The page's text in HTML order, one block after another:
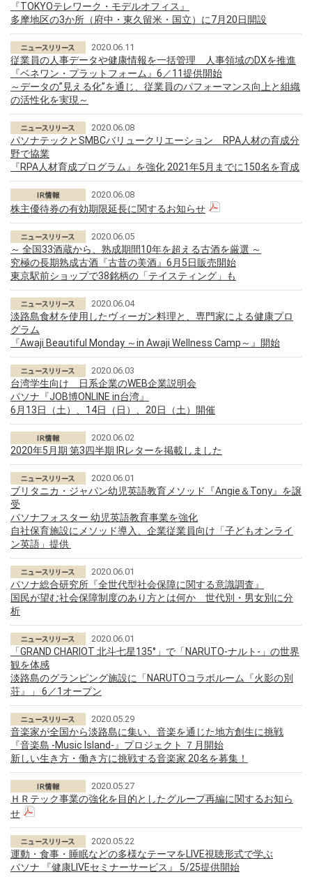
『TOKYOテレワーク・モデルオフィス』
多摩地区の3か所（府中・東久留米・国立）に7月20日開設
2020.06.11
従業員の人事データや健康情報を一括管理 人事領域のDXを推進
『ベネワン・プラットフォーム』6／11提供開始
～データの”見える化”を通じ、従業員のパフォーマンス向上と組織
の活性化を実現～
2020.06.08
パソナテックとSMBCバリュークリエーション RPA人材の育成分
野で協業
『RPA人材育成プログラム』を強化 2021年5月までに150名を育成
2020.06.08
株主優待券の有効期限延長に関するお知らせ
2020.06.05
～ 全国33酒蔵から、熟成期間10年を超える古酒を厳選 ～
究極の長期熟成古酒『古昔の美酒』6月5日販売開始
東京駅前ショップで38銘柄の「テイスティング」も
2020.06.04
淡路島食材を使用したヴィーガン料理と、専門家による健康プロ
グラム
『Awaji Beautiful Monday ～in Awaji Wellness Camp～』開始
2020.06.03
台湾学生向け 日系企業のWEB企業説明会
パソナ『JOB博ONLINE in台湾』
6月13日（土）、14日（日）、20日（土）開催
2020.06.02
2020年5月期 第3四半期 IRレターを掲載しました
2020.06.01
ブリタニカ・ジャパン幼児英語教育メソッド『Angie＆Tony』を譲
受
パソナフォスター 幼児英語教育事業を強化
自社保育施設にメソッド導入、企業従業員向け「子どもオンライ
ン英語」提供
2020.06.01
パソナ総合研究所『全世代型社会保障に関する意識調査』
国民が望む社会保障制度のあり方とは何か 世代別・男女別に分
析
2020.06.01
「GRAND CHARIOT 北斗七星135°」で「NARUTO-ナルト-」の世界
観を体感
淡路島のグランピング施設に「NARUTOコラボルーム『火影の別
荘』」 6／1オープン
2020.05.29
音楽家が全国から淡路島に集い、音楽を通じた地方創生に挑戦
『音楽島 -Music Island-』プロジェクト ７月開始
新しい生き方・働き方に挑戦する音楽家 20名を募集！
2020.05.27
ＨＲテック事業の強化を目的としたグループ再編に関するお知ら
せ
2020.05.22
運動・食事・睡眠などの多様なテーマをLIVE視聴形式で学ぶ
パソナ 『健康LIVEセミナーサービス』 5/25提供開始